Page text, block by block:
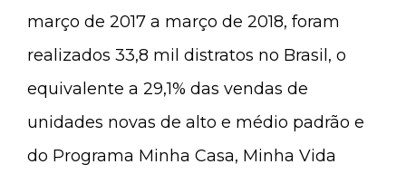
março de 2017 a março de 2018, foram
realizados 33,8 mil distratos no Brasil, o
equivalente a 29,1% das vendas de
unidades novas de alto e médio padrão e
do Programa Minha Casa, Minha Vida